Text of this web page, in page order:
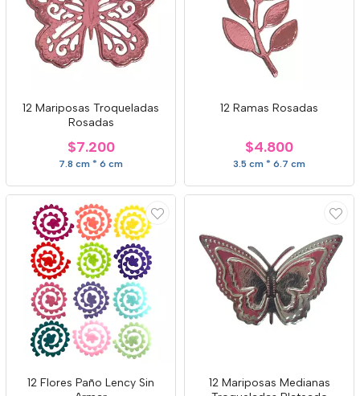
12 Mariposas Troqueladas
Rosadas
$7.200
7.8 cm * 6 cm
12 Ramas Rosadas
$4.800
3.5 cm * 6.7 cm
12 Flores Paño Lency Sin
12 Mariposas Medianas